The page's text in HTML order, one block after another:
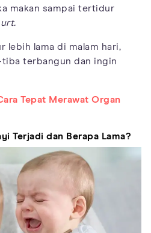
makan sampai tertidur
lebih lama di malam hari,
terbangun dan ingin
Tepat Merawat Organ
Terjadi dan Berapa Lama?